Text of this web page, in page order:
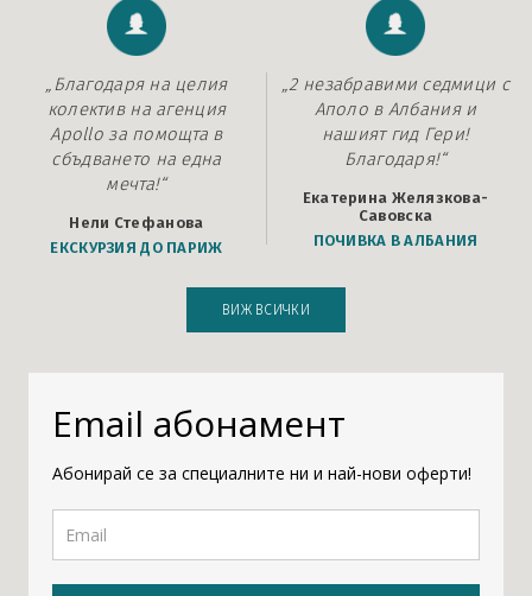
„Благодаря на целия
колектив на агенция
Apollo за помощта в
сбъдването на една
мечта!“
Нели Стефанова
ЕКСКУРЗИЯ ДО ПАРИЖ
„2 незабравими седмици с
Аполо в Албания и
нашият гид Гери!
Благодаря!“
Екатерина Желязкова-
Савовска
ПОЧИВКА В АЛБАНИЯ
ВИЖ ВСИЧКИ
Email абонамент
Абонирай се за специалните ни и най-нови оферти!